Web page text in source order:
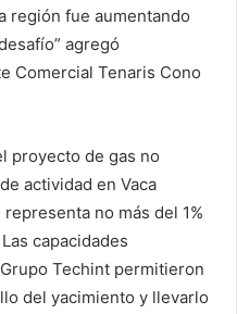
región fue aumentando
agregó
Comercial Tenaris Cono
proyecto de gas no
actividad en Vaca
no más del 1%
capacidades
Techint permitieron
del yacimiento y llevarlo